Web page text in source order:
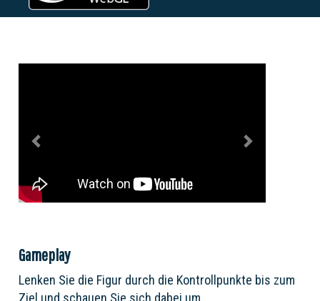
Gameplay
Lenken Sie die Figur durch die Kontrollpunkte bis zum
Ziel und schauen Sie sich dabei um.